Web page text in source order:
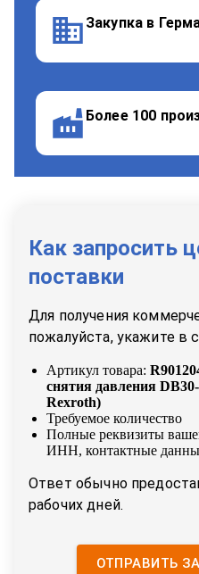
Закупка в
Более 100
Как запросить
поставки
Для получения
пожалуйста, укажите в
Артикул товара:
снятия давления
Rexroth)
Требуемое количество
Полные реквизиты
ИНН, контактные
Ответ обычно
рабочих дней.
ОТПРАВИТЬ